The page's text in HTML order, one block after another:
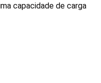
capacidade de carga